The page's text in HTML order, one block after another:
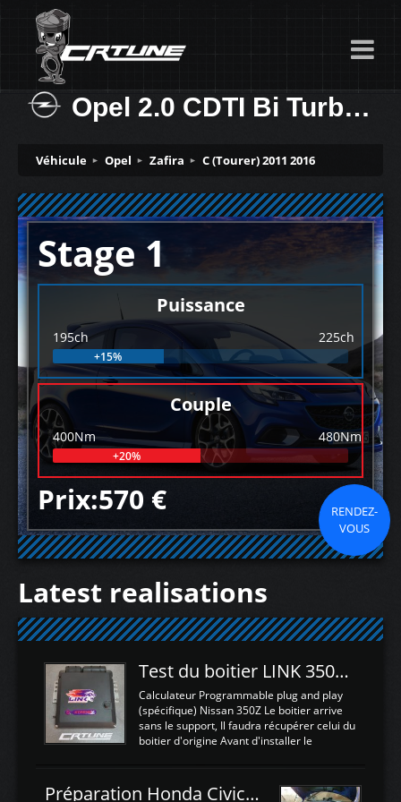
Opel 2.0 CDTI Bi Turbo 195ch
Véhicule Opel Zafira C (Tourer) 2011 2016
Stage 1
Puissance
195ch 225ch
+15%
Couple
400Nm 480Nm
+20%
Prix:570 €
RENDEZ-
VOUS
Latest realisations
Test du boitier LINK 350Z Plugin ECU
Calculateur Programmable plug and play
(spécifique) Nissan 350Z Le boitier arrive
sans le support, Il faudra récupérer celui du
boitier d'origine Avant d'installer le
d'envoyer l'information de la large bande
Préparation Honda Civic Type R FK2